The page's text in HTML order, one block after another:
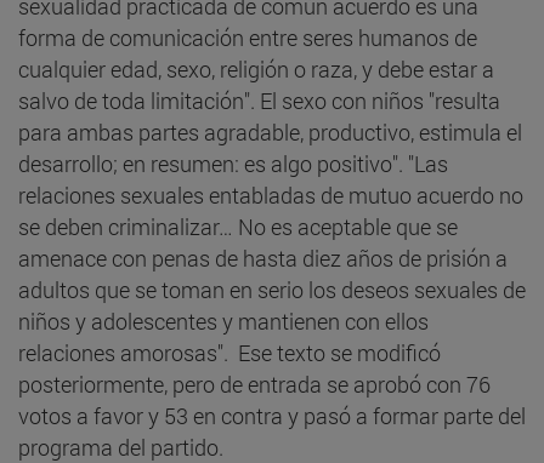
forma de comunicación entre seres humanos de
cualquier edad, sexo, religión o raza, y debe estar a
salvo de toda limitación". El sexo con niños "resulta
para ambas partes agradable, productivo, estimula el
desarrollo; en resumen: es algo positivo". "Las
relaciones sexuales entabladas de mutuo acuerdo no
se deben criminalizar… No es aceptable que se
amenace con penas de hasta diez años de prisión a
adultos que se toman en serio los deseos sexuales de
niños y adolescentes y mantienen con ellos
relaciones amorosas". Ese texto se modificó
posteriormente, pero de entrada se aprobó con 76
votos a favor y 53 en contra y pasó a formar parte del
programa del partido.